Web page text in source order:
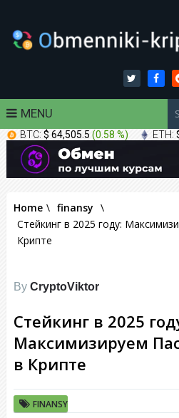
MENU
BTC: $ 64,505.5 (0.58 %) ETH:
Home \ finansy \
Стейкинг в 2025 году:
Крипте
By CryptoViktor
Стейкинг в 2025
Максимизируем
в Крипте
FINANSY